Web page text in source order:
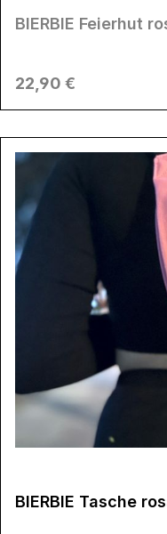
BIERBIE Feierhut
Regulärer Preis:
22,90 €
BIERBIE Tasche